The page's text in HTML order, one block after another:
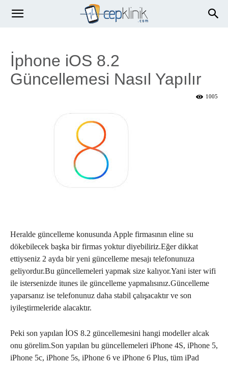
İphone iOS 8.2
Güncellemesi Nasıl Yapılır
1005
Heralde güncelleme konusunda Apple firmasının eline su
dökebilecek başka bir firmas yoktur diyebiliriz.Eğer dikkat
ettiyseniz 2 ayda bir yeni güncelleme mesajı telefonunuza
geliyordur.Bu güncellemeleri yapmak size kalıyor.Yani ister wifi
ile istersenizde itunes ile güncelleme yapmalısınız.Güncelleme
yaparsanız ise telefonunuz daha stabil çalışacaktır ve son
iyileştirmeleride alacaktır.
Peki son yapılan İOS 8.2 güncellemesini hangi modeller alcak
onu görelim.Son yapılan bu güncellemeleri iPhone 4S, iPhone 5,
iPhone 5c, iPhone 5s, iPhone 6 ve iPhone 6 Plus, tüm iPad